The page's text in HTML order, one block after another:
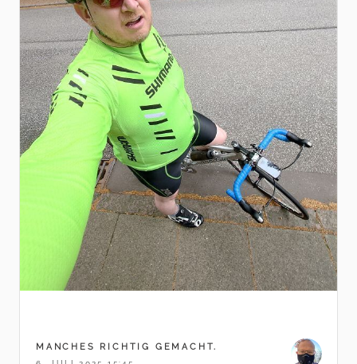
MANCHES RICHTIG GEMACHT.